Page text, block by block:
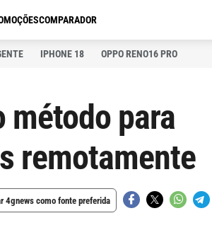
COMPARADOR
IPHONE 18 OPPO RENO16 PRO
método para
remotamente
4gnews como fonte preferida